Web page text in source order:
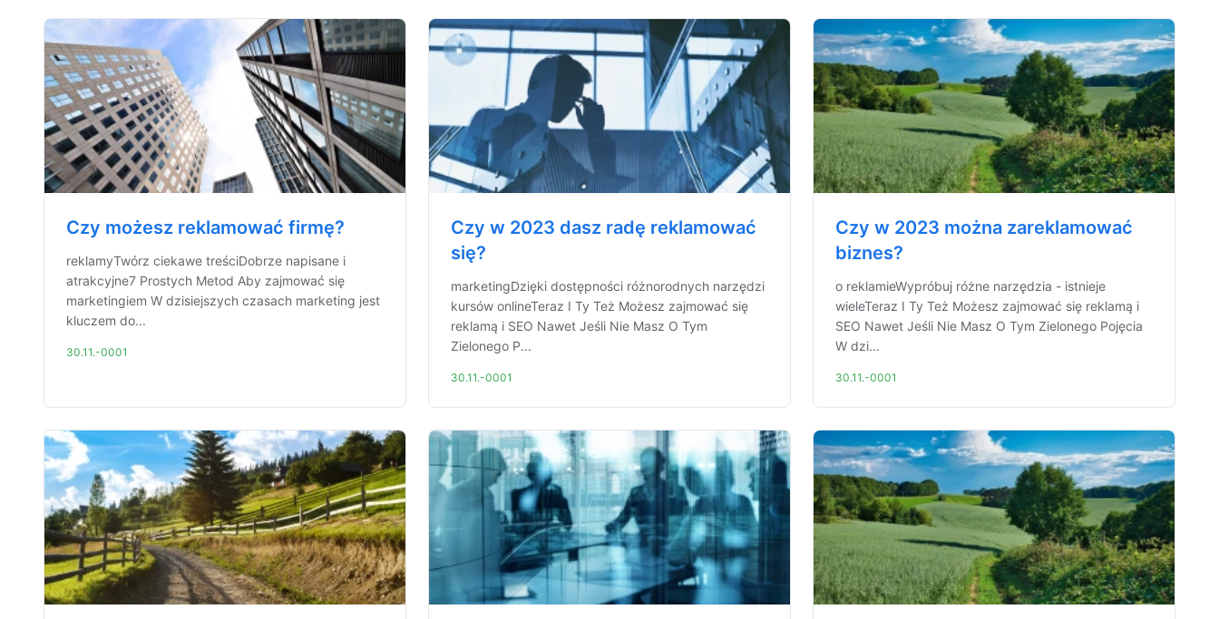
Czy możesz reklamować firmę?
reklamyTwórz ciekawe treściDobrze napisane i
atrakcyjne7 Prostych Metod Aby zajmować się
marketingiem W dzisiejszych czasach marketing jest
kluczem do...
30.11.-0001
Czy w 2023 dasz radę reklamować
się?
marketingDzięki dostępności różnorodnych narzędzi
kursów onlineTeraz I Ty Też Możesz zajmować się
reklamą i SEO Nawet Jeśli Nie Masz O Tym
Zielonego P...
30.11.-0001
Czy w 2023 można zareklamować
biznes?
o reklamieWypróbuj różne narzędzia - istnieje
wieleTeraz I Ty Też Możesz zajmować się reklamą i
SEO Nawet Jeśli Nie Masz O Tym Zielonego Pojęcia
W dzi...
30.11.-0001